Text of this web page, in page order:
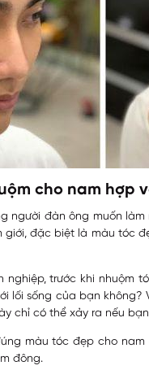
cho nam hợp
người đàn ông muốn
đặc biệt là màu tóc
nghiệp, trước khi
lối sống của bạn
chỉ có thể xảy ra nếu
màu tóc đẹp cho
đông.